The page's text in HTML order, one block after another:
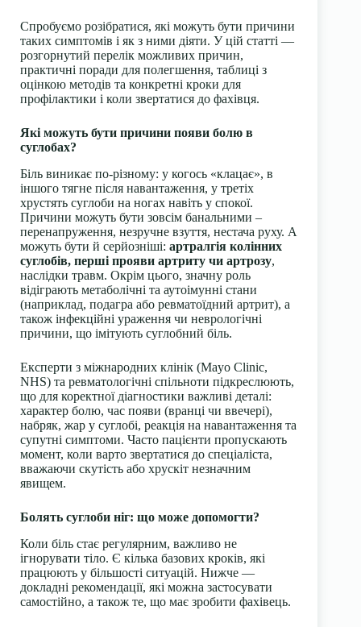
Спробуємо розібратися, які можуть бути причини
таких симптомів і як з ними діяти. У цій статті —
розгорнутий перелік можливих причин,
практичні поради для полегшення, таблиці з
оцінкою методів та конкретні кроки для
профілактики і коли звертатися до фахівця.
Які можуть бути причини появи болю в
суглобах?
Біль виникає по-різному: у когось «клацає», в
іншого тягне після навантаження, у третіх
хрустять суглоби на ногах навіть у спокої.
Причини можуть бути зовсім банальними –
перенапруження, незручне взуття, нестача руху. А
можуть бути й серйозніші: артралгія колінних
суглобів, перші прояви артриту чи артрозу,
наслідки травм. Окрім цього, значну роль
відіграють метаболічні та аутоімунні стани
(наприклад, подагра або ревматоїдний артрит), а
також інфекційні ураження чи неврологічні
причини, що імітують суглобний біль.
Експерти з міжнародних клінік (Mayo Clinic,
NHS) та ревматологічні спільноти підкреслюють,
що для коректної діагностики важливі деталі:
характер болю, час появи (вранці чи ввечері),
набряк, жар у суглобі, реакція на навантаження та
супутні симптоми. Часто пацієнти пропускають
момент, коли варто звертатися до спеціаліста,
вважаючи скутість або хрускіт незначним
явищем.
Болять суглоби ніг: що може допомогти?
Коли біль стає регулярним, важливо не
ігнорувати тіло. Є кілька базових кроків, які
працюють у більшості ситуацій. Нижче —
докладні рекомендації, які можна застосувати
самостійно, а також те, що має зробити фахівець.